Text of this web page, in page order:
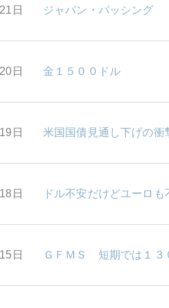
日 ジャパン・パッシング
日 金１５００ドル
日 米国国債見通し下げの衝
日 ドル不安だけどユーロ
日 ＧＦＭＳ 短期では１３